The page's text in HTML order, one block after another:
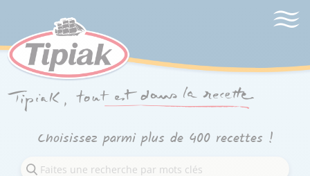
Choisissez parmi plus de 400 recettes !